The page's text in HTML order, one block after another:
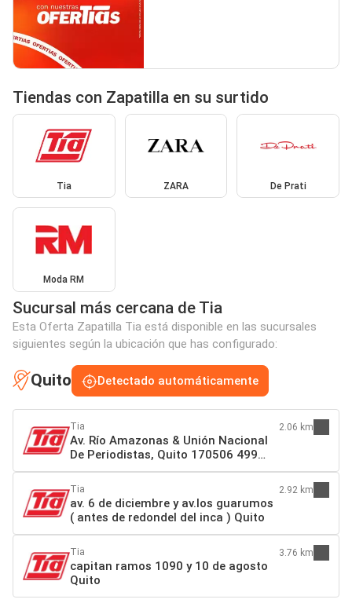
Tiendas con Zapatilla en su surtido
Tia ZARA De Prati
Moda RM
Sucursal más cercana de Tia
Esta Oferta Zapatilla Tia está disponible en las sucursales
siguientes según la ubicación que has configurado:
Quito Detectado automáticamente
Tia
Av. Río Amazonas & Unión Nacional
De Periodistas, Quito 170506 499
Quito
2.06 km
Tia
av. 6 de diciembre y av.los guarumos
( antes de redondel del inca ) Quito
2.92 km
Tia
capitan ramos 1090 y 10 de agosto
Quito
3.76 km